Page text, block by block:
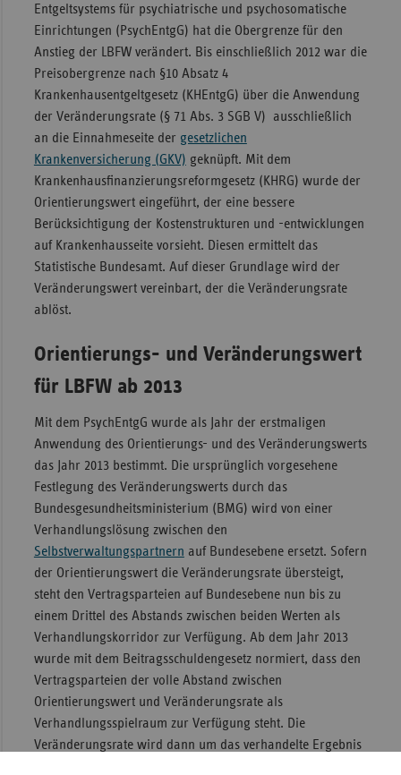
Entgeltsystems für psychiatrische und psychosomatische
Einrichtungen (PsychEntgG) hat die Obergrenze für den
Anstieg der LBFW verändert. Bis einschließlich 2012 war die
Preisobergrenze nach §10 Absatz 4
Krankenhausentgeltgesetz (KHEntgG) über die Anwendung
der Veränderungsrate (§ 71 Abs. 3 SGB V) ausschließlich
an die Einnahmeseite der gesetzlichen
Krankenversicherung (GKV) geknüpft. Mit dem
Krankenhausfinanzierungsreformgesetz (KHRG) wurde der
Orientierungswert eingeführt, der eine bessere
Berücksichtigung der Kostenstrukturen und -entwicklungen
auf Krankenhausseite vorsieht. Diesen ermittelt das
Statistische Bundesamt. Auf dieser Grundlage wird der
Veränderungswert vereinbart, der die Veränderungsrate
ablöst.
Orientierungs- und Veränderungswert
für LBFW ab 2013
Mit dem PsychEntgG wurde als Jahr der erstmaligen
Anwendung des Orientierungs- und des Veränderungswerts
das Jahr 2013 bestimmt. Die ursprünglich vorgesehene
Festlegung des Veränderungswerts durch das
Bundesgesundheitsministerium (BMG) wird von einer
Verhandlungslösung zwischen den
Selbstverwaltungspartnern auf Bundesebene ersetzt. Sofern
der Orientierungswert die Veränderungsrate übersteigt,
steht den Vertragsparteien auf Bundesebene nun bis zu
einem Drittel des Abstands zwischen beiden Werten als
Verhandlungskorridor zur Verfügung. Ab dem Jahr 2013
wurde mit dem Beitragsschuldengesetz normiert, dass den
Vertragsparteien der volle Abstand zwischen
Orientierungswert und Veränderungsrate als
Verhandlungsspielraum zur Verfügung steht. Die
Veränderungsrate wird dann um das verhandelte Ergebnis